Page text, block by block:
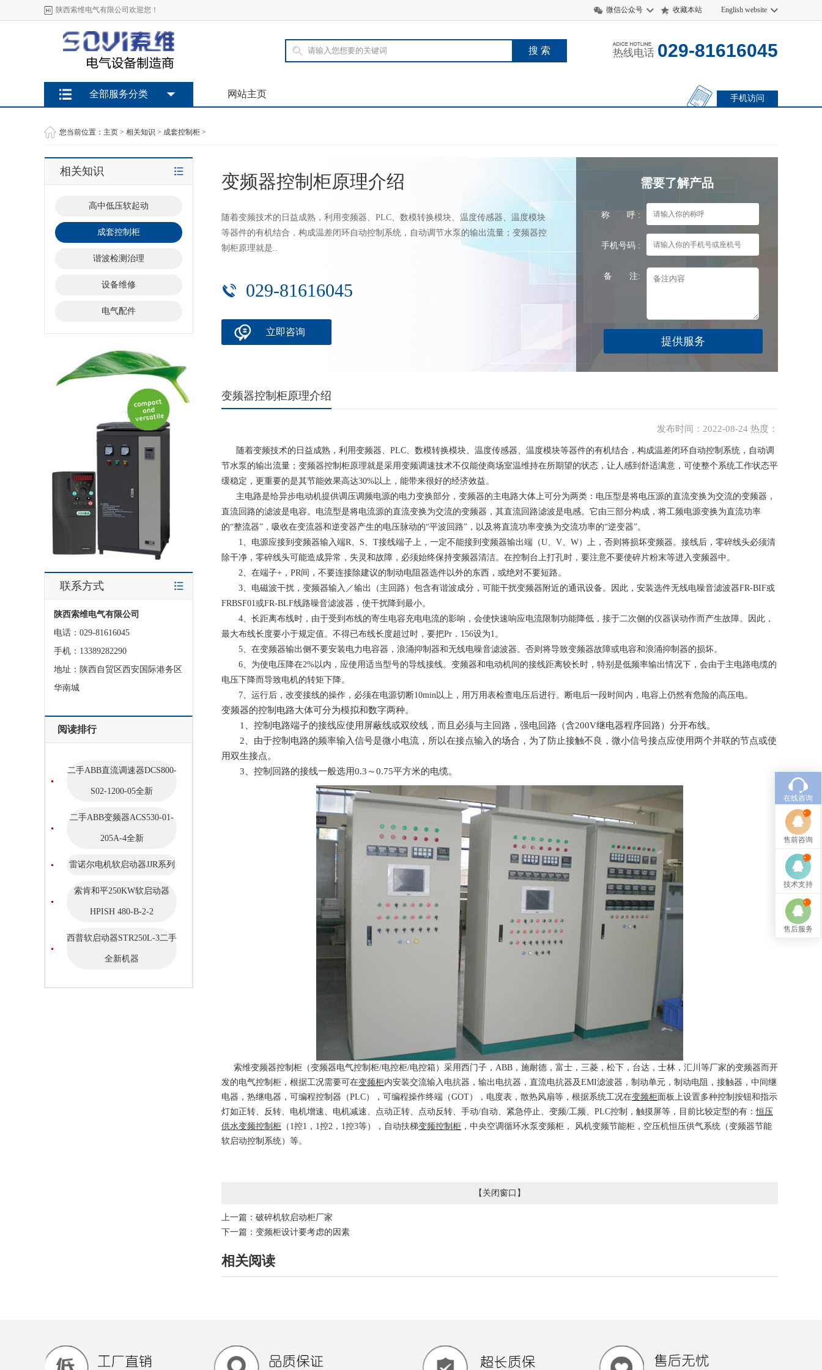
陕西索维电气有限公司欢迎您！ 微信公众号 收藏本站 English website
热线电话 029-81616045
网站主页 手机访问
全部服务分类
您当前位置： 主页 > 相关知识 > 成套控制柜 >
相关知识
高中低压软起动
成套控制柜
谐波检测治理
设备维修
电气配件
联系方式
陕西索维电气有限公司
电话：029-81616045
手机：13389282290
地址：陕西自贸区西安国际港务区
华南城
阅读排行
二手ABB直流调速器DCS800-
S02-1200-05全新
二手ABB变频器ACS530-01-
205A-4全新
雷诺尔电机软启动器JJR系列
索肯和平250KW软启动器
HPISH 480-B-2-2
西普软启动器STR250L-3二手
全新机器
变频器控制柜原理介绍
随着变频技术的日益成熟，利用变频器、PLC、数模转换模块、温度传感器、温度模块
等器件的有机结合，构成温差闭环自动控制系统，自动调节水泵的输出流量；变频器控
制柜原理就是..
029-81616045
立即咨询
需要了解产品
称 呼 :
手机号码 :
备 注:
变频器控制柜原理介绍
发布时间：2022-08-24 热度：
随着变频技术的日益成熟，利用变频器、PLC、数模转换模块、温度传感器、温度模块等器件的有机结合，构成温差闭环自动控制系统，自动调
节水泵的输出流量；变频器控制柜原理就是采用变频调速技术不仅能使商场室温维持在所期望的状态，让人感到舒适满意，可使整个系统工作状态平
缓稳定，更重要的是其节能效果高达30%以上，能带来很好的经济效益。
主电路是给异步电动机提供调压调频电源的电力变换部分，变频器的主电路大体上可分为两类：电压型是将电压源的直流变换为交流的变频器，
直流回路的滤波是电容。电流型是将电流源的直流变换为交流的变频器，其直流回路滤波是电感。它由三部分构成，将工频电源变换为直流功率
的“整流器”，吸收在变流器和逆变器产生的电压脉动的“平波回路”，以及将直流功率变换为交流功率的“逆变器”。
1、电源应接到变频器输入端R、S、T接线端子上，一定不能接到变频器输出端（U、V、W）上，否则将损坏变频器。接线后，零碎线头必须清
除干净，零碎线头可能造成异常，失灵和故障，必须始终保持变频器清洁。在控制台上打孔时，要注意不要使碎片粉末等进入变频器中。
2、在端子+，PR间，不要连接除建议的制动电阻器选件以外的东西，或绝对不要短路。
3、电磁波干扰，变频器输入／输出（主回路）包含有谐波成分，可能干扰变频器附近的通讯设备。因此，安装选件无线电噪音滤波器FR-BIF或
FRBSF01或FR-BLF线路噪音滤波器，使干扰降到最小。
4、长距离布线时，由于受到布线的寄生电容充电电流的影响，会使快速响应电流限制功能降低，接于二次侧的仪器误动作而产生故障。因此，
最大布线长度要小于规定值。不得已布线长度超过时，要把Pr．156设为1。
5、在变频器输出侧不要安装电力电容器，浪涌抑制器和无线电噪音滤波器。否则将导致变频器故障或电容和浪涌抑制器的损坏。
6、为使电压降在2%以内，应使用适当型号的导线接线。变频器和电动机间的接线距离较长时，特别是低频率输出情况下，会由于主电路电缆的
电压下降而导致电机的转矩下降。
7、运行后，改变接线的操作，必须在电源切断10min以上，用万用表检查电压后进行。断电后一段时间内，电容上仍然有危险的高压电。
变频器的控制电路大体可分为模拟和数字两种。
1、控制电路端子的接线应使用屏蔽线或双绞线，而且必须与主回路，强电回路（含200V继电器程序回路）分开布线。
2、由于控制电路的频率输入信号是微小电流，所以在接点输入的场合，为了防止接触不良，微小信号接点应使用两个并联的节点或使
用双生接点。
3、控制回路的接线一般选用0.3～0.75平方米的电缆。
索维变频器控制柜（变频器电气控制柜/电控柜/电控箱）采用西门子，ABB，施耐德，富士，三菱，松下，台达，士林，汇川等厂家的变频器而开
发的电气控制柜，根据工况需要可在变频柜内安装交流输入电抗器，输出电抗器，直流电抗器及EMI滤波器，制动单元，制动电阻，接触器，中间继
电器，热继电器，可编程控制器（PLC），可编程操作终端（GOT），电度表，散热风扇等，根据系统工况在变频柜面板上设置多种控制按钮和指示
灯如正转、反转、电机增速、电机减速、点动正转、点动反转、手动/自动、紧急停止、变频/工频、PLC控制，触摸屏等，目前比较定型的有：恒压
供水变频控制柜 （1控1，1控2，1控3等），自动扶梯变频控制柜 ，中央空调循环水泵变频柜， 风机变频节能柜，空压机恒压供气系统（变频器节能
软启动控制系统）等。
【 关闭窗口 】
上一篇： 破碎机软启动柜厂家
下一篇： 变频柜设计要考虑的因素
相关阅读
在线咨询
售前咨询
技术支持
售后服务